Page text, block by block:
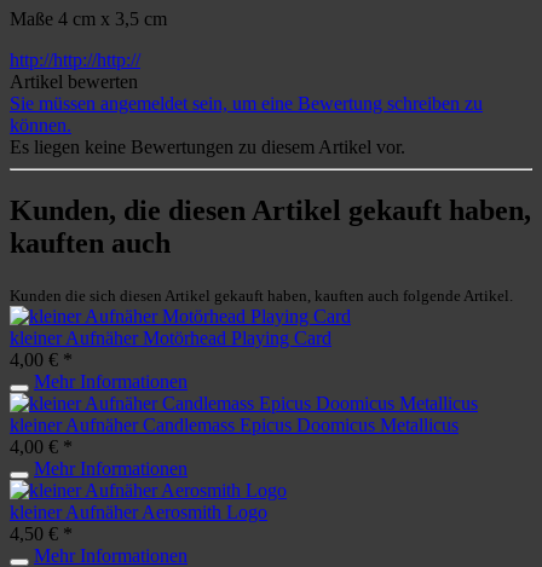
Maße 4 cm x 3,5 cm
http://http://http://
Artikel bewerten
Sie müssen angemeldet sein, um eine Bewertung schreiben zu
können.
Es liegen keine Bewertungen zu diesem Artikel vor.
Kunden, die diesen Artikel gekauft haben,
kauften auch
Kunden die sich diesen Artikel gekauft haben, kauften auch folgende Artikel.
kleiner Aufnäher Motörhead Playing Card
4,00 € *
Mehr Informationen
kleiner Aufnäher Candlemass Epicus Doomicus Metallicus
4,00 € *
Mehr Informationen
kleiner Aufnäher Aerosmith Logo
4,50 € *
Mehr Informationen